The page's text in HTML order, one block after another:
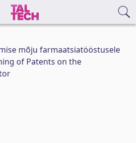
mõju farmaatsiatööstusele
of Patents on the